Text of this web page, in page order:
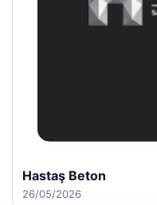
Hastaş Beton
26/05/2026